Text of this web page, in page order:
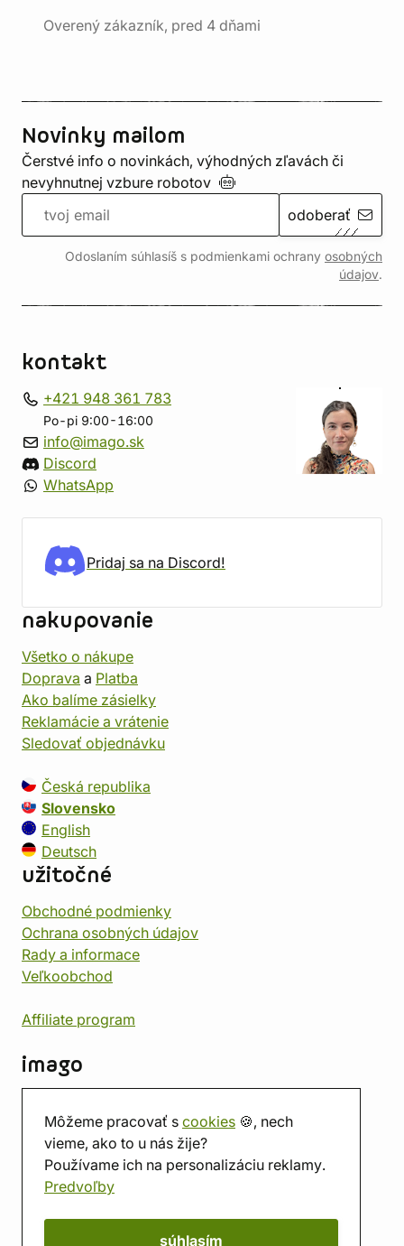
Môžeme pracovať s cookies 🍪, nech
vieme, ako to u nás žije?
Používame ich na personalizáciu reklamy.
Predvoľby
súhlasím
Overený zákazník, pred 4 dňami
Novinky mailom
Čerstvé info o novinkách, výhodných zľavách či
nevyhnutnej vzbure robotov
odoberať
Odoslaním súhlasíš s podmienkami ochrany osobných
údajov.
kontakt
+421 948 361 783
Po-pi 9:00-16:00
info@imago.sk
Discord
WhatsApp
Pridaj sa na Discord!
nakupovanie
Všetko o nákupe
Doprava a Platba
Ako balíme zásielky
Reklamácie a vrátenie
Sledovať objednávku
Česká republika
Slovensko
English
Deutsch
užitočné
Obchodné podmienky
Ochrana osobných údajov
Rady a informace
Veľkoobchod
Affiliate program
imago
Predajňa
Herňa
O nás
Hodnotenie obchodu